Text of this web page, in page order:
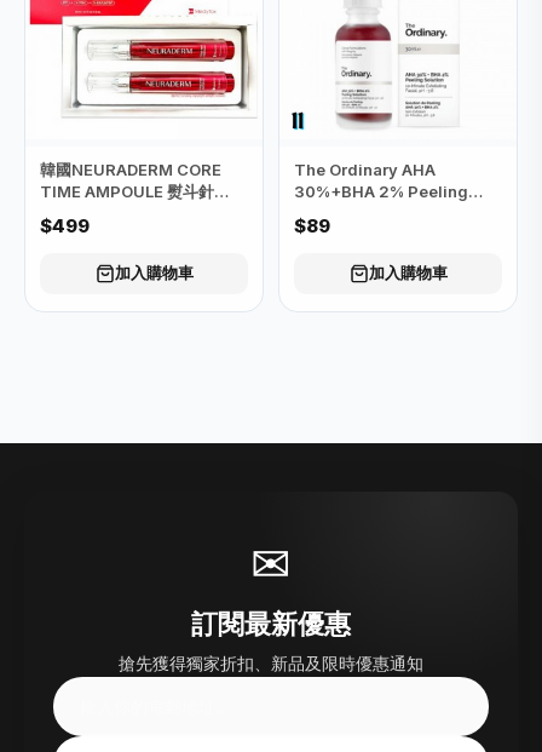
韓國NEURADERM CORE
TIME AMPOULE 熨斗針
(15ML X2支)
$499
加入購物車
The Ordinary AHA
30%+BHA 2% Peeling
Solution 果酸煥膚精華
(30ml)
$89
加入購物車
✉
訂閱最新優惠
搶先獲得獨家折扣、新品及限時優惠通知